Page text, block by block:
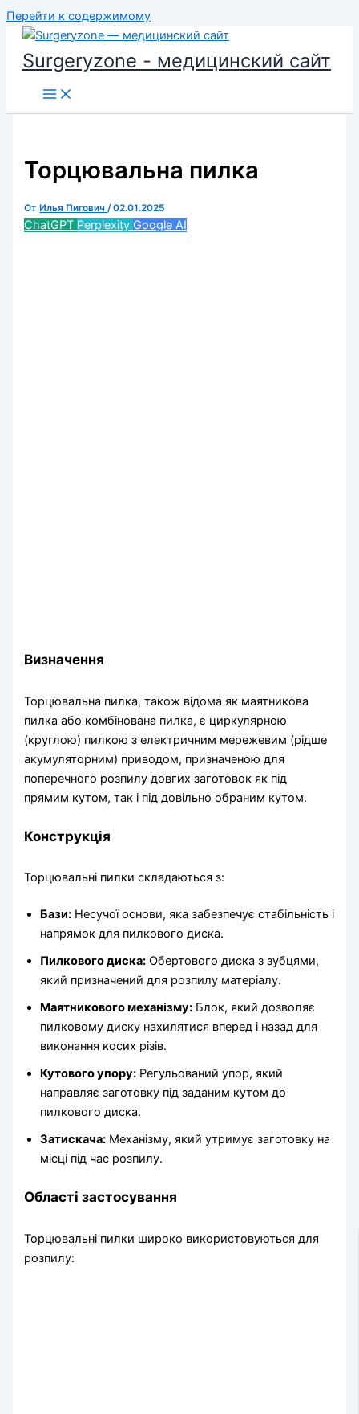
Перейти к содержимому
Surgeryzone - медицинский сайт
Торцювальна пилка
От Илья Пигович/02.01.2025
ChatGPT Perplexity Google AI
Визначення
Торцювальна пилка, також відома як маятникова
пилка або комбінована пилка, є циркулярною
(круглою) пилкою з електричним мережевим (рідше
акумуляторним) приводом, призначеною для
поперечного розпилу довгих заготовок як під
прямим кутом, так і під довільно обраним кутом.
Конструкція
Торцювальні пилки складаються з:
Бази: Несучої основи, яка забезпечує стабільність і
напрямок для пилкового диска.
Пилкового диска: Обертового диска з зубцями,
який призначений для розпилу матеріалу.
Маятникового механізму: Блок, який дозволяє
пилковому диску нахилятися вперед і назад для
виконання косих різів.
Кутового упору: Регульований упор, який
направляє заготовку під заданим кутом до
пилкового диска.
Затискача: Механізму, який утримує заготовку на
місці під час розпилу.
Області застосування
Торцювальні пилки широко використовуються для
розпилу: